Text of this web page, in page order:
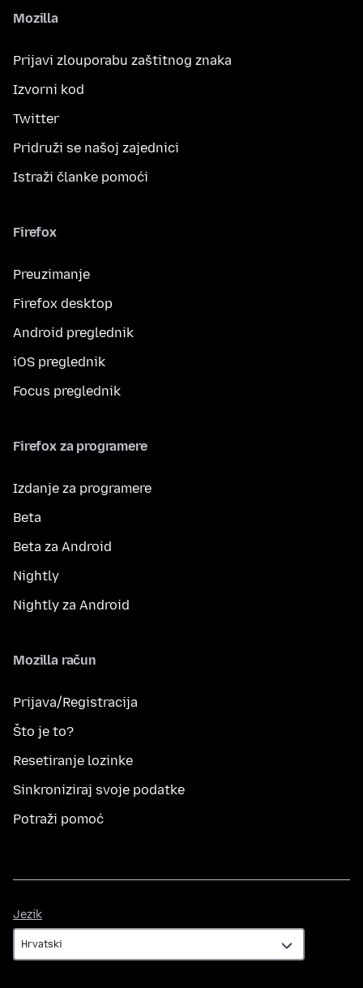
Mozilla
Prijavi zlouporabu zaštitnog znaka
Izvorni kod
Twitter
Pridruži se našoj zajednici
Istraži članke pomoći
Firefox
Preuzimanje
Firefox desktop
Android preglednik
iOS preglednik
Focus preglednik
Firefox za programere
Izdanje za programere
Beta
Beta za Android
Nightly
Nightly za Android
Mozilla račun
Prijava/Registracija
Što je to?
Resetiranje lozinke
Sinkroniziraj svoje podatke
Potraži pomoć
Jezik